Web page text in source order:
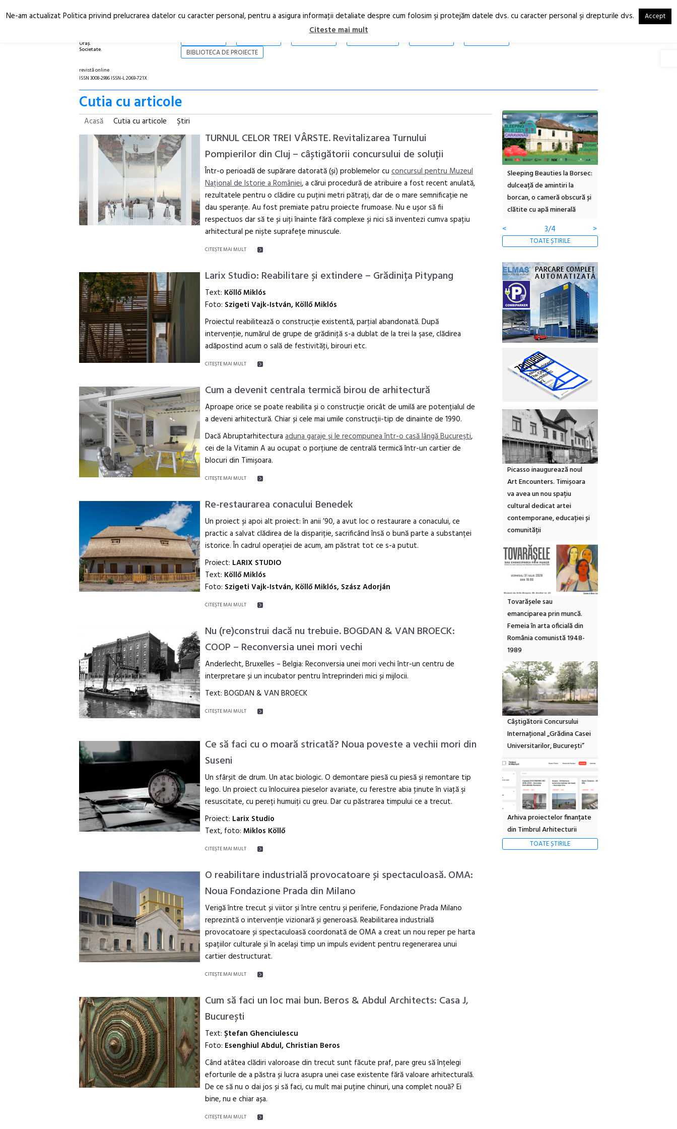
Oraș.
Societate.
RO
EN
BIBLIOTECA DE PROIECTE
revistă online
ISSN 3008-2986 ISSN-L 2069-721X
Cutia cu articole
Acasă Cutia cu articole Ştiri
TURNUL CELOR TREI VÂRSTE. Revitalizarea Turnului
Pompierilor din Cluj – câștigătorii concursului de soluții
Într-o perioadă de supărare datorată (și) problemelor cu concursul pentru Muzeul
Național de Istorie a României, a cărui procedură de atribuire a fost recent anulată,
rezultatele pentru o clădire cu puțini metri pătrați, dar de o mare semnificație ne
dau speranțe. Au fost premiate patru proiecte frumoase. Nu e ușor să fii
respectuos dar să te și uiți înainte fără complexe și nici să inventezi cumva spațiu
arhitectural pe niște suprafețe minuscule.
CITEŞTE MAI MULT
Larix Studio: Reabilitare și extindere – Grădinița Pitypang
Text: Köllő Miklós
Foto: Szigeti Vajk-István, Köllő Miklós
Proiectul reabilitează o construcție existentă, parţial abandonată. După
intervenţie, numărul de grupe de grădiniţă s-a dublat de la trei la şase, clădirea
adăpostind acum o sală de festivităţi, birouri etc.
CITEŞTE MAI MULT
Cum a devenit centrala termică birou de arhitectură
Aproape orice se poate reabilita și o construcție oricât de umilă are potențialul de
a deveni arhitectură. Chiar și cele mai umile construcții-tip de dinainte de 1990.
Dacă Abruptarhitectura aduna garaje și le recompunea într-o casă lângă București,
cei de la Vitamin A au ocupat o porțiune de centrală termică într-un cartier de
blocuri din Timișoara.
CITEŞTE MAI MULT
Re-restaurarea conacului Benedek
Un proiect și apoi alt proiect: în anii ’90, a avut loc o restaurare a conacului, ce
practic a salvat clădirea de la dispariție, sacrificând însă o bună parte a substanței
istorice. În cadrul operației de acum, am păstrat tot ce s-a putut.
Proiect: LARIX STUDIO
Text: Köllő Miklós
Foto: Szigeti Vajk-István, Köllő Miklós, Szász Adorján
CITEŞTE MAI MULT
Nu (re)construi dacă nu trebuie. BOGDAN & VAN BROECK:
COOP – Reconversia unei mori vechi
Anderlecht, Bruxelles – Belgia: Reconversia unei mori vechi într-un centru de
interpretare și un incubator pentru întreprinderi mici și mijlocii.
Text: BOGDAN & VAN BROECK
CITEŞTE MAI MULT
Ce să faci cu o moară stricată? Noua poveste a vechii mori din
Suseni
Un sfârșit de drum. Un atac biologic. O demontare piesă cu piesă şi remontare tip
lego. Un proiect cu înlocuirea pieselor avariate, cu ferestre abia ţinute în viaţă şi
resuscitate, cu pereți humuiți cu greu. Dar cu păstrarea timpului ce a trecut.
Proiect: Larix Studio
Text, foto: Miklos Köllő
CITEŞTE MAI MULT
O reabilitare industrială provocatoare și spectaculoasă. OMA:
Noua Fondazione Prada din Milano
Verigă între trecut și viitor și între centru și periferie, Fondazione Prada Milano
reprezintă o intervenție vizionară și generoasă. Reabilitarea industrială
provocatoare și spectaculoasă coordonată de OMA a creat un nou reper pe harta
spațiilor culturale și în același timp un impuls evident pentru regenerarea unui
cartier destructurat.
CITEŞTE MAI MULT
Cum să faci un loc mai bun. Beros & Abdul Architects: Casa J,
București
Text: Ștefan Ghenciulescu
Foto: Esenghiul Abdul, Christian Beros
Când atâtea clădiri valoroase din trecut sunt făcute praf, pare greu să înțelegi
eforturile de a păstra și lucra asupra unei case existente fără valoare arhitecturală.
De ce să nu o dai jos și să faci, cu mult mai puține chinuri, una complet nouă? Ei
bine, nu e chiar așa.
CITEŞTE MAI MULT
Festivalul Cinemascop
revine la Eforie Sud cu a IX-a
ediție
Sleeping Beauties la Borsec:
dulceață de amintiri la
borcan, o cameră obscură și
clătite cu apă minerală
<
3/4 >
TOATE ȘTIRILE
Picasso inaugurează noul
Art Encounters. Timișoara
va avea un nou spațiu
cultural dedicat artei
contemporane, educației și
comunității
Tovarășele sau
emanciparea prin muncă.
Femeia în arta oficială din
România comunistă 1948-
1989
Câștigătorii Concursului
Internațional „Grădina Casei
Universitarilor, București”
Arhiva proiectelor finanțate
din Timbrul Arhitecturii
TOATE ȘTIRILE
Ne-am actualizat Politica privind prelucrarea datelor cu caracter personal, pentru a asigura informaţii detaliate despre cum folosim şi protejăm datele dvs. cu caracter personal şi drepturile dvs. Accept
Citeste mai mult